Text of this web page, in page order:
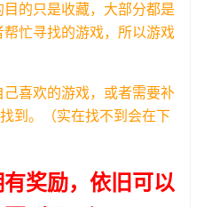
的只是收藏，大部分都是
忙寻找的游戏，所以游戏
喜欢的游戏，或者需要补
到。（实在找不到会在下
有奖励，依旧可以